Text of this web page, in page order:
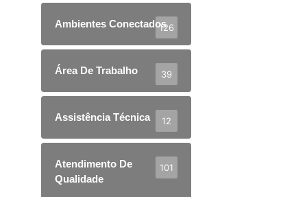
Ambientes Conectados126
Área De Trabalho 39
Assistência Técnica 12
Atendimento De
Qualidade
101